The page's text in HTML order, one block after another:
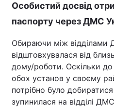
Особистий досвід
паспорту через ДМС
Обираючи між
відштовхувалася від
дому/роботи. Оскільки до
обох установ у своєму
потрібно було
зупинилася на відділі